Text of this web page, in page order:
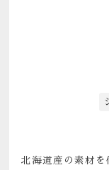
北海道産の素材